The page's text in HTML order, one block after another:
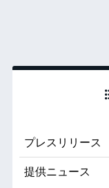
プレスリリース
提供ニュース